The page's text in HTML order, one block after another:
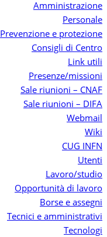
Amministrazione
Personale
Prevenzione e protezione
Consigli di Centro
Link utili
Presenze/missioni
Sale riunioni – CNAF
Sale riunioni – DIFA
Webmail
Wiki
CUG INFN
Utenti
Lavoro/studio
Opportunità di lavoro
Borse e assegni
Tecnici e amministrativi
Tecnologi